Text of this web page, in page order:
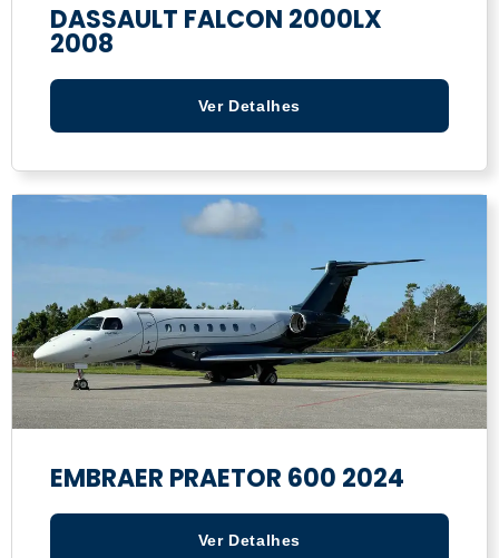
DASSAULT FALCON 2000LX
2008
Ver Detalhes
EMBRAER PRAETOR 600 2024
Ver Detalhes